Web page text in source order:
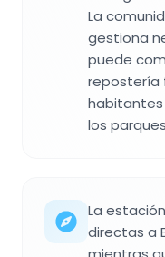
La
gestiona
puede
repostería
habitantes
los
La
directas a